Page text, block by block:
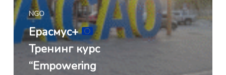
NGO
Ерасмус+
Тренинг курс
“Empowering